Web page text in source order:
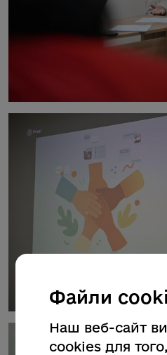
Файли
Наш веб-сайт
cookies для